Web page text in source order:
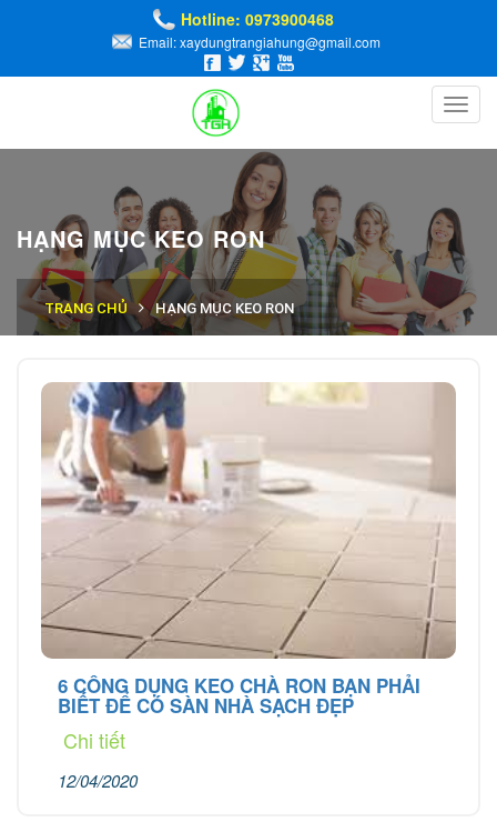
Hotline: 0973900468
Email: xaydungtrangiahung@gmail.com
HẠNG MỤC KEO RON
TRANG CHỦ HẠNG MỤC KEO RON
6 CÔNG DỤNG KEO CHÀ RON BẠN PHẢI
BIẾT ĐỂ CÓ SÀN NHÀ SẠCH ĐẸP
Chi tiết
12/04/2020